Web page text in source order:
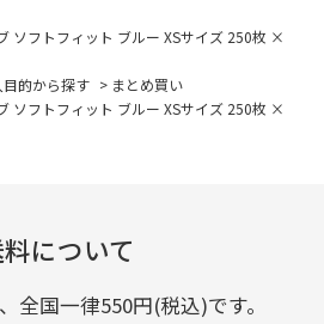
ソフトフィット ブルー XSサイズ 250枚 ×
的から探す > まとめ買い
ソフトフィット ブルー XSサイズ 250枚 ×
について
全国一律550円(税込)です。